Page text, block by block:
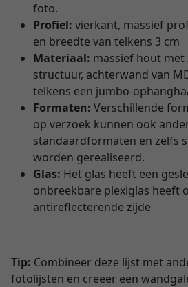
foto.
Profiel: vierkant, massief
en breedte van telkens 3 cm
Materiaal: massief hout
structuur, achterwand van
telkens een jumbo-
Formaten: Verschillende
op verzoek kunnen ook
standaardformaten en zelfs
worden gerealiseerd.
Glas: Het glas heeft een
onbreekbare plexiglas heeft
antireflecterende zijde
Tip: Combineer deze lijst met
fotolijsten en creëer een